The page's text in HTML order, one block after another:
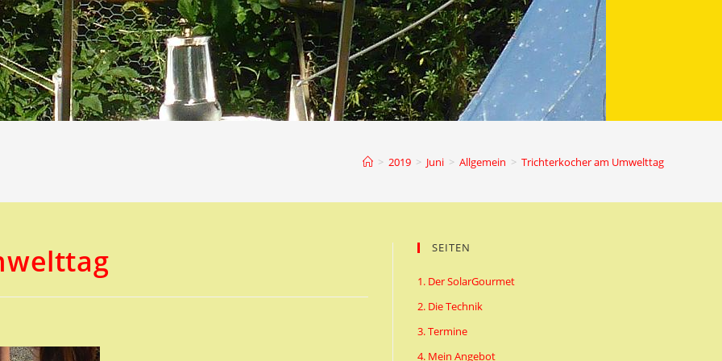
> 2019 > Juni > Allgemein > Trichterkocher am Umwelttag
SEITEN
1. Der SolarGourmet
2. Die Technik
3. Termine
4. Mein Angebot